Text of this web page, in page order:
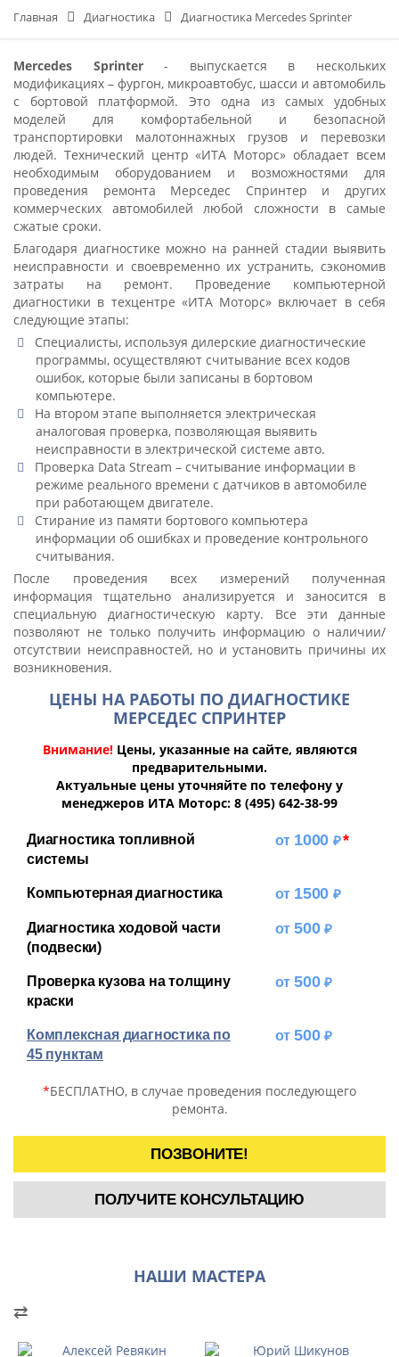
Главная Диагностика Диагностика Mercedes Sprinter
Mercedes Sprinter- выпускается в нескольких
модификациях – фургон, микроавтобус, шасси и автомобиль
с бортовой платформой. Это одна из самых удобных
моделей для комфортабельной и безопасной
транспортировки малотоннажных грузов и перевозки
людей. Технический центр «ИТА Моторс» обладает всем
необходимым оборудованием и возможностями для
проведения ремонта Мерседес Спринтер и других
коммерческих автомобилей любой сложности в самые
сжатые сроки.
Благодаря диагностике можно на ранней стадии выявить
неисправности и своевременно их устранить, сэкономив
затраты на ремонт. Проведение компьютерной
диагностики в техцентре «ИТА Моторс» включает в себя
следующие этапы:
Специалисты, используя дилерские диагностические
программы, осуществляют считывание всех кодов
ошибок, которые были записаны в бортовом
компьютере.
На втором этапе выполняется электрическая
аналоговая проверка, позволяющая выявить
неисправности в электрической системе авто.
Проверка Data Stream – считывание информации в
режиме реального времени с датчиков в автомобиле
при работающем двигателе.
Стирание из памяти бортового компьютера
информации об ошибках и проведение контрольного
считывания.
После проведения всех измерений полученная
информация тщательно анализируется и заносится в
специальную диагностическую карту. Все эти данные
позволяют не только получить информацию о наличии/
отсутствии неисправностей, но и установить причины их
возникновения.
ЦЕНЫ НА РАБОТЫ ПО ДИАГНОСТИКЕ
МЕРСЕДЕС СПРИНТЕР
Внимание!Цены, указанные на сайте, являются
предварительными.
Актуальные цены уточняйте по телефону у
менеджеров ИТА Моторс: 8 (495) 642-38-99
Диагностика топливной
системы
*
1000
Компьютерная диагностика 1500
Диагностика ходовой части
(подвески)
500
Проверка кузова на толщину
краски
500
Комплексная диагностика по
45 пунктам
500
*БЕСПЛАТНО, в случае проведения последующего
ремонта.
ПОЗВОНИТЕ!
ПОЛУЧИТЕ КОНСУЛЬТАЦИЮ
НАШИ МАСТЕРА